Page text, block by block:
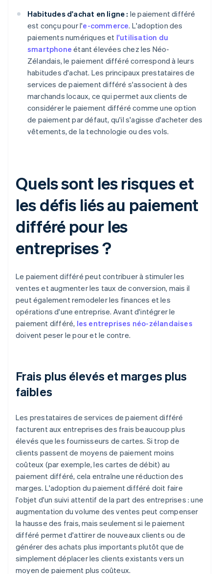
Habitudes d'achat en ligne : le paiement différé
est conçu pour l'e-commerce. L'adoption des
paiements numériques et l'utilisation du
smartphone étant élevées chez les Néo-
Zélandais, le paiement différé correspond à leurs
habitudes d'achat. Les principaux prestataires de
services de paiement différé s'associent à des
marchands locaux, ce qui permet aux clients de
considérer le paiement différé comme une option
de paiement par défaut, qu'il s'agisse d'acheter des
vêtements, de la technologie ou des vols.
Quels sont les risques et
les défis liés au paiement
différé pour les
entreprises ?
Le paiement différé peut contribuer à stimuler les
ventes et augmenter les taux de conversion, mais il
peut également remodeler les finances et les
opérations d'une entreprise. Avant d'intégrer le
paiement différé, les entreprises néo-zélandaises
doivent peser le pour et le contre.
Frais plus élevés et marges plus
faibles
Les prestataires de services de paiement différé
facturent aux entreprises des frais beaucoup plus
élevés que les fournisseurs de cartes. Si trop de
clients passent de moyens de paiement moins
coûteux (par exemple, les cartes de débit) au
paiement différé, cela entraîne une réduction des
marges. L'adoption du paiement différé doit faire
l'objet d'un suivi attentif de la part des entreprises : une
augmentation du volume des ventes peut compenser
la hausse des frais, mais seulement si le paiement
différé permet d'attirer de nouveaux clients ou de
générer des achats plus importants plutôt que de
simplement déplacer les clients existants vers un
moyen de paiement plus coûteux.